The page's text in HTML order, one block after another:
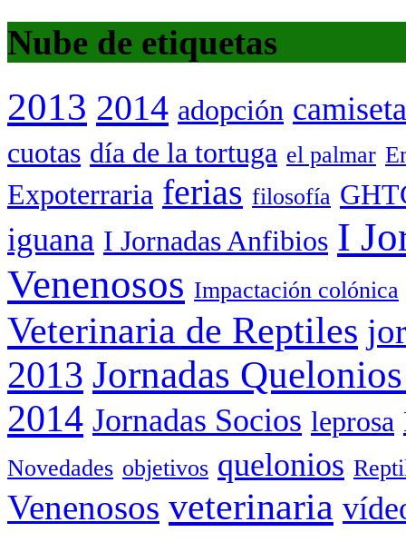
Nube de etiquetas
2013 2014 adopción
cuotas día de la tortuga el palmar
Expoterraria ferias filosofía
iguana I Jornadas Anfibios I
Venenosos Impactación colónica
Veterinaria de Reptiles
2013 Jornadas
2014 Jornadas Socios leprosa
Novedades objetivos quelonios
Venenosos veterinaria